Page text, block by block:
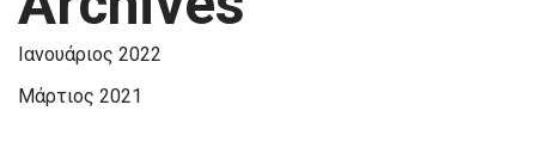
Ιανουάριος 2022
Μάρτιος 2021